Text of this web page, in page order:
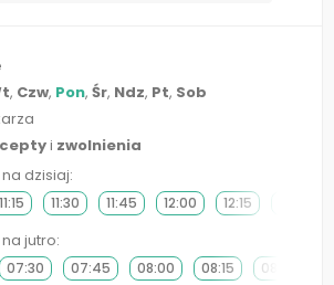
, Czw, Pon, Śr, Ndz, Pt, Sob
i zwolnienia
dzisiaj:
11:15 11:30 11:45 12:00 12:15
jutro:
07:30 07:45 08:00 08:15 08:30